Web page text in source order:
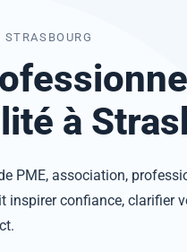
à
PME, association,
inspirer confiance, clarifier